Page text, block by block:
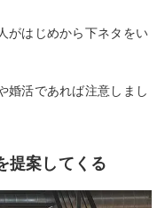
がはじめから下ネタをい
婚活であれば注意しまし
提案してくる